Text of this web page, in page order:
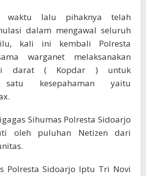
waktu lalu pihaknya telah
dalam mengawal seluruh
kali ini kembali Polresta
warganet melaksanakan
darat ( Kopdar ) untuk
satu kesepahaman yaitu
Sihumas Polresta Sidoarjo
oleh puluhan Netizen dari
Polresta Sidoarjo Iptu Tri Novi